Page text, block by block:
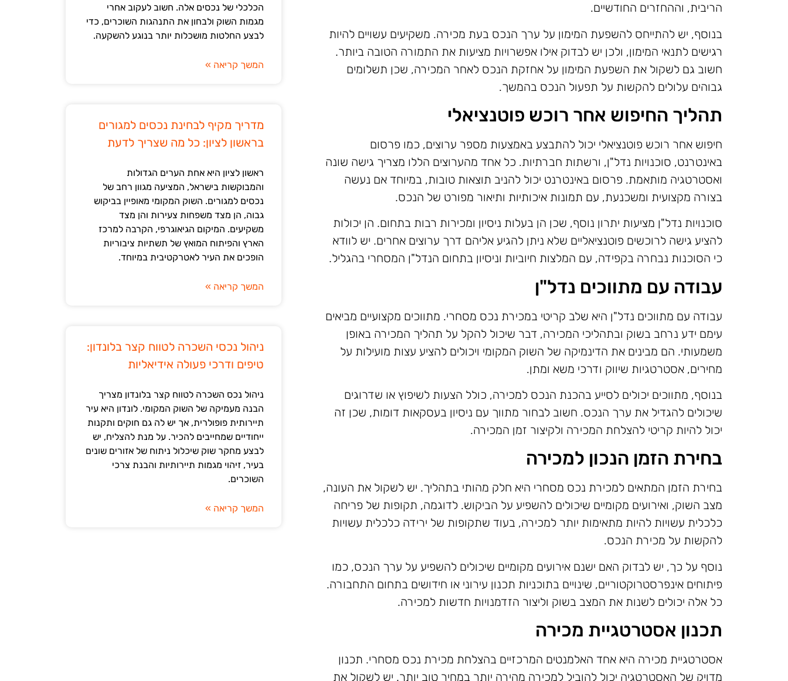
הכלכלי של נכסים אלה. חשוב לעקוב אחרי
מגמות השוק ולבחון את התנהגות השוכרים, כדי
לבצע החלטות מושכלות יותר בנוגע להשקעה.
המשך קריאה »
מדריך מקיף לבחינת נכסים למגורים
בראשון לציון: כל מה שצריך לדעת
ראשון לציון היא אחת הערים הגדולות
והמבוקשות בישראל, המציעה מגוון רחב של
נכסים למגורים. השוק המקומי מאופיין בביקוש
גבוה, הן מצד משפחות צעירות והן מצד
משקיעים. המיקום הגיאוגרפי, הקרבה למרכז
הארץ והפיתוח המואץ של תשתיות ציבוריות
הופכים את העיר לאטרקטיבית במיוחד.
המשך קריאה »
ניהול נכסי השכרה לטווח קצר בלונדון:
טיפים ודרכי פעולה אידיאליות
ניהול נכס השכרה לטווח קצר בלונדון מצריך
הבנה מעמיקה של השוק המקומי. לונדון היא עיר
תיירותית פופולרית, אך יש לה גם חוקים ותקנות
ייחודיים שמחייבים להכיר. על מנת להצליח, יש
לבצע מחקר שוק שיכלול ניתוח של אזורים שונים
בעיר, זיהוי מגמות תיירותיות והבנת צרכי
השוכרים.
המשך קריאה »
הריבית, וההחזרים החודשיים.
בנוסף, יש להתייחס להשפעת המימון על ערך הנכס בעת מכירה. משקיעים עשויים להיות
רגישים לתנאי המימון, ולכן יש לבדוק אילו אפשרויות מציעות את התמורה הטובה ביותר.
חשוב גם לשקול את השפעת המימון על אחזקת הנכס לאחר המכירה, שכן תשלומים
גבוהים עלולים להקשות על תפעול הנכס בהמשך.
תהליך החיפוש אחר רוכש פוטנציאלי
חיפוש אחר רוכש פוטנציאלי יכול להתבצע באמצעות מספר ערוצים, כמו פרסום
באינטרנט, סוכנויות נדל"ן, ורשתות חברתיות. כל אחד מהערוצים הללו מצריך גישה שונה
ואסטרטגיה מותאמת. פרסום באינטרנט יכול להניב תוצאות טובות, במיוחד אם נעשה
בצורה מקצועית ומשכנעת, עם תמונות איכותיות ותיאור מפורט של הנכס.
סוכנויות נדל"ן מציעות יתרון נוסף, שכן הן בעלות ניסיון ומכירות רבות בתחום. הן יכולות
להציע גישה לרוכשים פוטנציאליים שלא ניתן להגיע אליהם דרך ערוצים אחרים. יש לוודא
כי הסוכנות נבחרה בקפידה, עם המלצות חיוביות וניסיון בתחום הנדל"ן המסחרי בהגליל.
עבודה עם מתווכים נדל"ן
עבודה עם מתווכים נדל"ן היא שלב קריטי במכירת נכס מסחרי. מתווכים מקצועיים מביאים
עימם ידע נרחב בשוק ובתהליכי המכירה, דבר שיכול להקל על תהליך המכירה באופן
משמעותי. הם מבינים את הדינמיקה של השוק המקומי ויכולים להציע עצות מועילות על
מחירים, אסטרטגיות שיווק ודרכי משא ומתן.
בנוסף, מתווכים יכולים לסייע בהכנת הנכס למכירה, כולל הצעות לשיפוץ או שדרוגים
שיכולים להגדיל את ערך הנכס. חשוב לבחור מתווך עם ניסיון בעסקאות דומות, שכן זה
יכול להיות קריטי להצלחת המכירה ולקיצור זמן המכירה.
בחירת הזמן הנכון למכירה
בחירת הזמן המתאים למכירת נכס מסחרי היא חלק מהותי בתהליך. יש לשקול את העונה,
מצב השוק, ואירועים מקומיים שיכולים להשפיע על הביקוש. לדוגמה, תקופות של פריחה
כלכלית עשויות להיות מתאימות יותר למכירה, בעוד שתקופות של ירידה כלכלית עשויות
להקשות על מכירת הנכס.
נוסף על כך, יש לבדוק האם ישנם אירועים מקומיים שיכולים להשפיע על ערך הנכס, כמו
פיתוחים אינפרסטרוקטוריים, שינויים בתוכניות תכנון עירוני או חידושים בתחום התחבורה.
כל אלה יכולים לשנות את המצב בשוק וליצור הזדמנויות חדשות למכירה.
תכנון אסטרטגיית מכירה
אסטרטגיית מכירה היא אחד האלמנטים המרכזיים בהצלחת מכירת נכס מסחרי. תכנון
מדויק של האסטרטגיה יכול להוביל למכירה מהירה יותר במחיר טוב יותר. יש לשקול את